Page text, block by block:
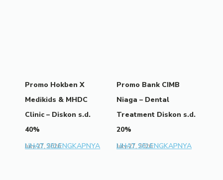
Promo Hokben X
Medikids & MHDC
Clinic – Diskon s.d.
40%
July 27, 2026
LIHAT SELENGKAPNYA
Promo Bank CIMB
Niaga – Dental
Treatment Diskon s.d.
20%
July 27, 2026
LIHAT SELENGKAPNYA